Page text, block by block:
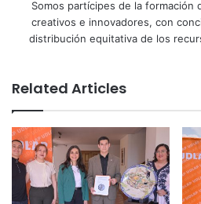
Somos partícipes de la formación
creativos e innovadores, con
distribución equitativa de los
Related Articles